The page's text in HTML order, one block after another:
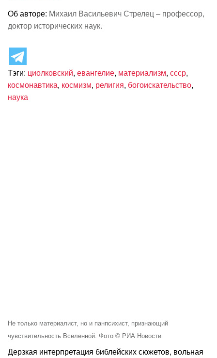
Об авторе: Михаил Васильевич Стрелец – профессор,
доктор исторических наук.
Тэги: циолковский, евангелие, материализм, ссср,
космонавтика, космизм, религия, богоискательство,
наука
Не только материалист, но и панпсихист, признающий
чувствительность Вселенной. Фото © РИА Новости
Дерзкая интерпретация библейских сюжетов, вольная